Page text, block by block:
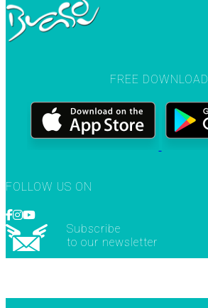
FREE DOWNLOAD
FOLLOW US ON
Subscribe
to our newsletter